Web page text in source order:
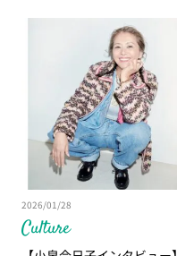
Culture
2026/01/28